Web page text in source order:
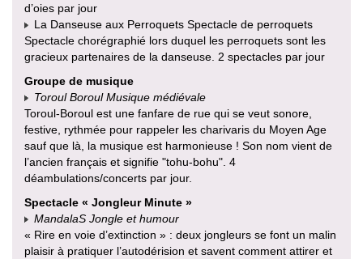
d’oies par jour
La Danseuse aux Perroquets Spectacle de perroquets
Spectacle chorégraphié lors duquel les perroquets sont les
gracieux partenaires de la danseuse. 2 spectacles par jour
Groupe de musique
Toroul Boroul Musique médiévale
Toroul-Boroul est une fanfare de rue qui se veut sonore,
festive, rythmée pour rappeler les charivaris du Moyen Age
sauf que là, la musique est harmonieuse ! Son nom vient de
l’ancien français et signifie "tohu-bohu". 4
déambulations/concerts par jour.
Spectacle « Jongleur Minute »
MandalaS Jongle et humour
« Rire en voie d’extinction » : deux jongleurs se font un malin
plaisir à pratiquer l’autodérision et savent comment attirer et